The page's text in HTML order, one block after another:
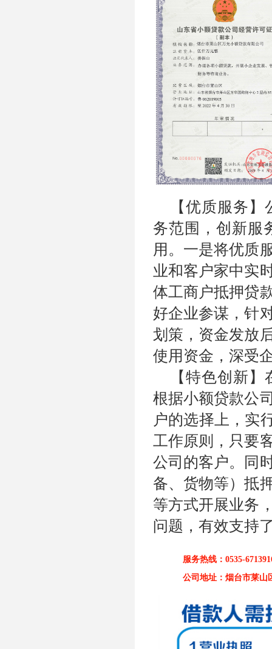
【优质服务
务范围，创新服
用。一是将优质
业和客户家中实
体工商户抵押贷
好企业参谋，针
划策，资金发放
使用资金，深受
【特色创新
根据小额贷款公
户的选择上，实
工作原则，只要
公司的客户。同
备、货物等）抵
等方式开展业务
问题，有效支持
服务热线：0535-
公司地址：烟台市莱山